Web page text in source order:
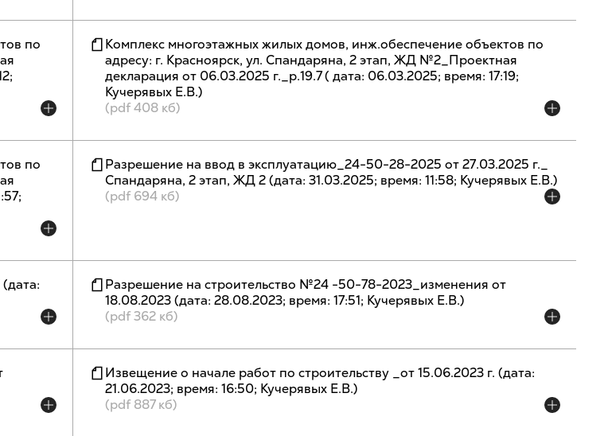
по
Комплекс многоэтажных жилых домов, инж.обеспечение объектов по
адресу: г. Красноярск, ул. Спандаряна, 2 этап, ЖД №2_Проектная
декларация от 06.03.2025 г._р.19.7 ( дата: 06.03.2025; время: 17:19;
Кучерявых Е.В.)
(pdf 408 кб)
по
Разрешение на ввод в эксплуатацию_24-50-28-2025 от 27.03.2025 г._
Спандаряна, 2 этап, ЖД 2 (дата: 31.03.2025; время: 11:58; Кучерявых Е.В.)
(pdf 694 кб)
Разрешение на строительство №24 -50-78-2023_изменения от
18.08.2023 (дата: 28.08.2023; время: 17:51; Кучерявых Е.В.)
(pdf 362 кб)
Извещение о начале работ по строительству _от 15.06.2023 г. (дата:
21.06.2023; время: 16:50; Кучерявых Е.В.)
(pdf 887 кб)